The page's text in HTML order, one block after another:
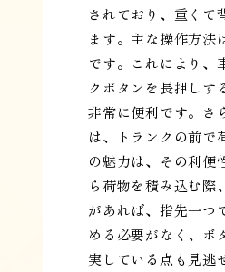
されており、重くて
ます。主な操作方法
です。これにより、
クボタンを長押しす
非常に便利です。さ
は、トランクの前で
の魅力は、その利便
ら荷物を積み込む
があれば、指先一つ
める必要がなく、ボ
実している点も見逃